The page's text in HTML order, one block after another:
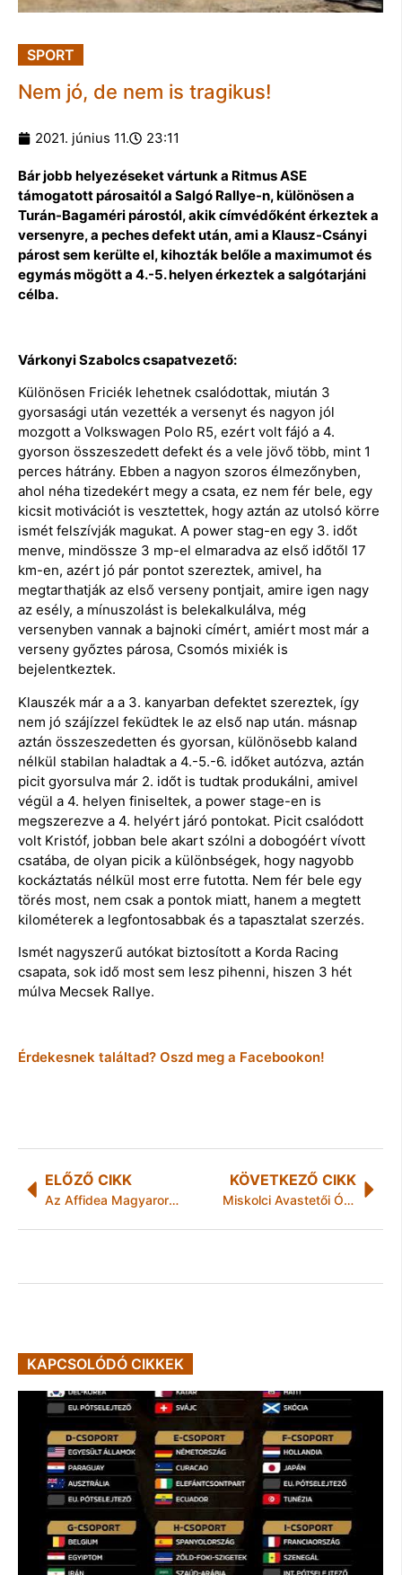
SPORT
Nem jó, de nem is tragikus!
2021. június 11. 23:11
Bár jobb helyezéseket vártunk a Ritmus ASE
támogatott párosaitól a Salgó Rallye-n, különösen a
Turán-Bagaméri párostól, akik címvédőként érkeztek a
versenyre, a peches defekt után, ami a Klausz-Csányi
párost sem kerülte el, kihozták belőle a maximumot és
egymás mögött a 4.-5. helyen érkeztek a salgótarjáni
célba.
Várkonyi Szabolcs csapatvezető:
Különösen Friciék lehetnek csalódottak, miután 3
gyorsasági után vezették a versenyt és nagyon jól
mozgott a Volkswagen Polo R5, ezért volt fájó a 4.
gyorson összeszedett defekt és a vele jövő több, mint 1
perces hátrány. Ebben a nagyon szoros élmezőnyben,
ahol néha tizedekért megy a csata, ez nem fér bele, egy
kicsit motivációt is vesztettek, hogy aztán az utolsó körre
ismét felszívják magukat. A power stag-en egy 3. időt
menve, mindössze 3 mp-el elmaradva az első időtől 17
km-en, azért jó pár pontot szereztek, amivel, ha
megtarthatják az első verseny pontjait, amire igen nagy
az esély, a mínuszolást is belekalkulálva, még
versenyben vannak a bajnoki címért, amiért most már a
verseny győztes párosa, Csomós mixiék is
bejelentkeztek.
Klauszék már a a 3. kanyarban defektet szereztek, így
nem jó szájízzel feküdtek le az első nap után. másnap
aztán összeszedetten és gyorsan, különösebb kaland
nélkül stabilan haladtak a 4.-5.-6. időket autózva, aztán
picit gyorsulva már 2. időt is tudtak produkálni, amivel
végül a 4. helyen finiseltek, a power stage-en is
megszerezve a 4. helyért járó pontokat. Picit csalódott
volt Kristóf, jobban bele akart szólni a dobogóért vívott
csatába, de olyan picik a különbségek, hogy nagyobb
kockáztatás nélkül most erre futotta. Nem fér bele egy
törés most, nem csak a pontok miatt, hanem a megtett
kilométerek a legfontosabbak és a tapasztalat szerzés.
Ismét nagyszerű autókat biztosított a Korda Racing
csapata, sok idő most sem lesz pihenni, hiszen 3 hét
múlva Mecsek Rallye.
Érdekesnek találtad? Oszd meg a Facebookon!
ELŐZŐ CIKK
Az Affidea Magyarország Peer Review minőségbiztosítási rendszerrel javítja a CT/MR-vizsgálatok szakmai minőségét
KÖVETKEZŐ CIKK
Miskolci Avastetői Óvoda támogatása
KAPCSOLÓDÓ CIKKEK